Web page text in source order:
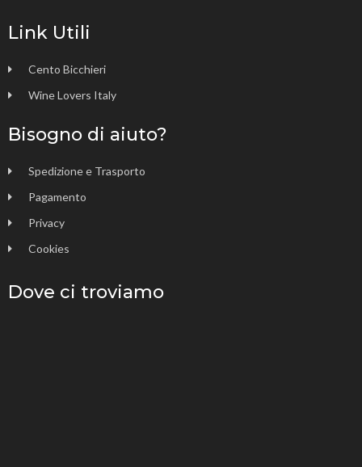
Link Utili
Cento Bicchieri
Wine Lovers Italy
Bisogno di aiuto?
Spedizione e Trasporto
Pagamento
Privacy
Cookies
Dove ci troviamo